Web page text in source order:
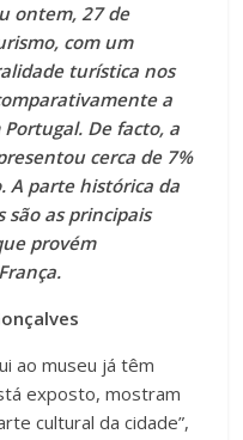
ontem, 27 de
com um
turística nos
a
De facto, a
cerca de 7%
A parte histórica da
são as principais
provém
ao museu já têm
exposto, mostram
cultural da cidade”,